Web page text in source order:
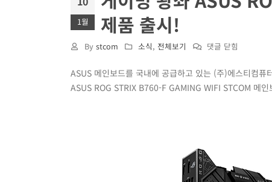
1월
제품 출시!
By stcom 소식, 전체보기
게
밍
왕
B760-
F
댓글 닫힘
ASUS 메인보드를 국내에 공급하고 있는 (주)에스티컴
ASUS ROG STRIX B760-F GAMING WIFI STCOM 메